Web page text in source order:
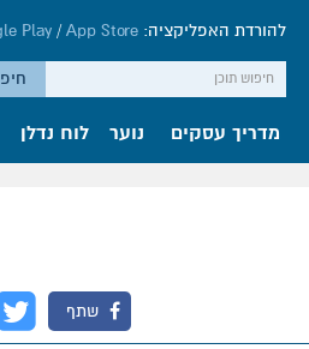
להורדת האפליקציה: Play /App Store
מדריך עסקים נוער לוח נדלן
שתף